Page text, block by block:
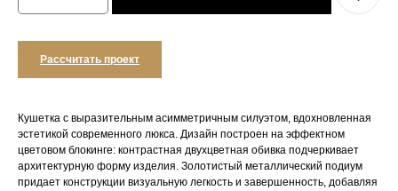
Рассчитать проект
Кушетка с выразительным асимметричным силуэтом, вдохновленная
эстетикой современного люкса. Дизайн построен на эффектном
цветовом блокинге: контрастная двухцветная обивка подчеркивает
архитектурную форму изделия. Золотистый металлический подиум
придает конструкции визуальную легкость и завершенность, добавляя